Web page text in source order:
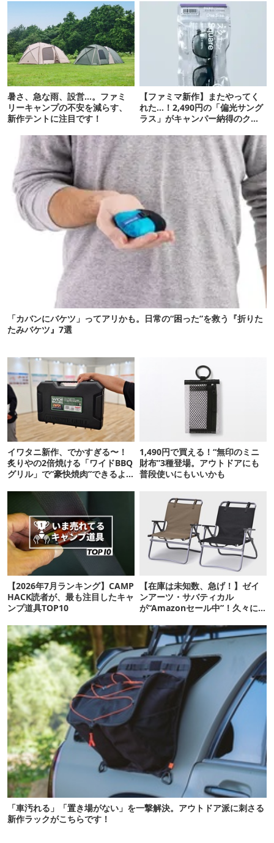
暑さ、急な雨、設営…。ファミ
リーキャンプの不安を減らす、
新作テントに注目です！
【ファミマ新作】またやってく
れた…！2,490円の「偏光サング
ラス」がキャンパー納得のクオ
「カバンにバケツ」ってアリかも。日常の“困った”を救う『折りた
たみバケツ』7選
イワタニ新作、でかすぎる〜！
炙りやの2倍焼ける「ワイドBBQ
グリル」で“豪快焼肉”できるよ
1,490円で買える！“無印のミニ
財布”3種登場。アウトドアにも
普段使いにもいいかも
【2026年7月ランキング】CAMP
HACK読者が、最も注目したキャ
ンプ道具TOP10
【在庫は未知数、急げ！】ゼイ
ンアーツ・サバティカル
が“Amazonセール中”！久々に
「車汚れる」「置き場がない」を一撃解決。アウトドア派に刺さる
新作ラックがこちらです！